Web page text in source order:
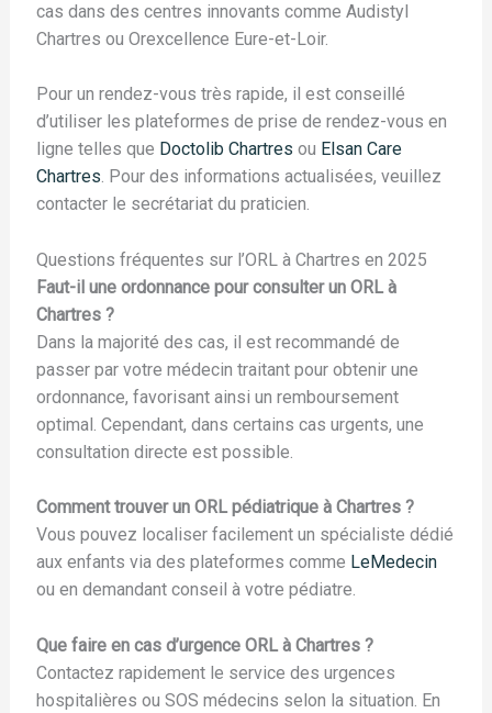
cas dans des centres innovants comme Audistyl
Chartres ou Orexcellence Eure-et-Loir.
Pour un rendez-vous très rapide, il est conseillé
d’utiliser les plateformes de prise de rendez-vous en
ligne telles que Doctolib Chartres ou Elsan Care
Chartres. Pour des informations actualisées, veuillez
contacter le secrétariat du praticien.
Questions fréquentes sur l’ORL à Chartres en 2025
Faut-il une ordonnance pour consulter un ORL à
Chartres ?
Dans la majorité des cas, il est recommandé de
passer par votre médecin traitant pour obtenir une
ordonnance, favorisant ainsi un remboursement
optimal. Cependant, dans certains cas urgents, une
consultation directe est possible.
Comment trouver un ORL pédiatrique à Chartres ?
Vous pouvez localiser facilement un spécialiste dédié
aux enfants via des plateformes comme LeMedecin
ou en demandant conseil à votre pédiatre.
Que faire en cas d’urgence ORL à Chartres ?
Contactez rapidement le service des urgences
hospitalières ou SOS médecins selon la situation. En